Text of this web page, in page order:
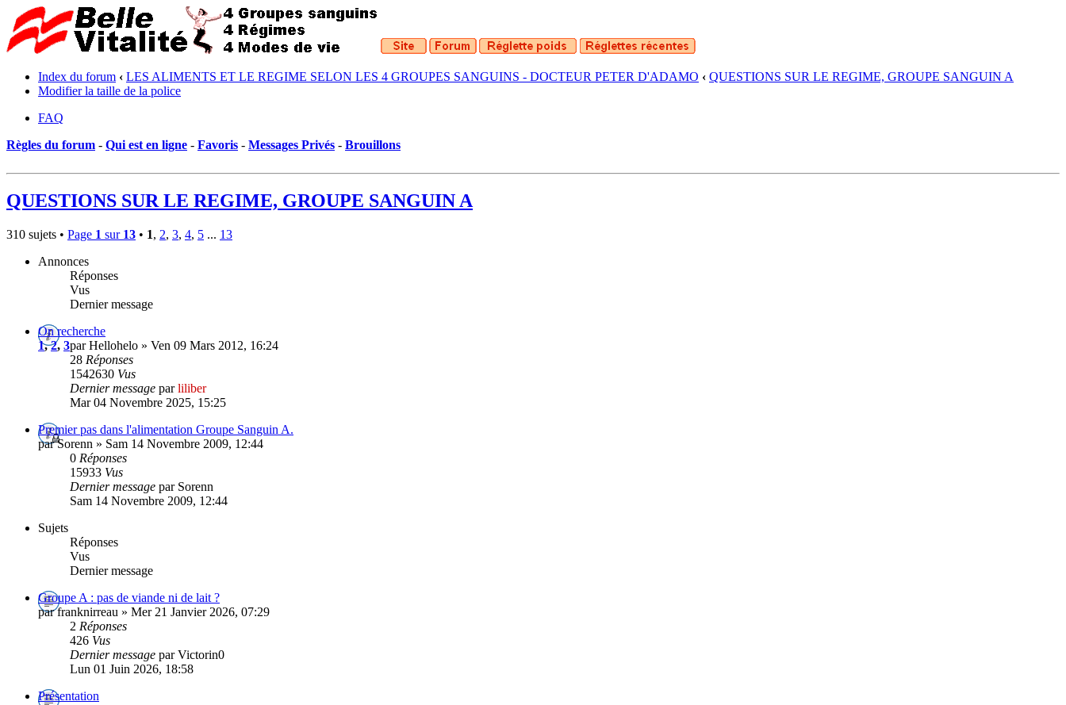
Index du forum ‹ LES ALIMENTS ET LE REGIME SELON LES 4 GROUPES SANGUINS - DOCTEUR PETER D'ADAMO ‹ QUESTIONS SUR LE REGIME, GROUPE SANGUIN A
Modifier la taille de la police
FAQ
Règles du forum - Qui est en ligne - Favoris - Messages Privés - Brouillons
QUESTIONS SUR LE REGIME, GROUPE SANGUIN A
310 sujets • Page 1 sur 13 • 1, 2, 3, 4, 5 ... 13
Annonces
Réponses
Vus
Dernier message
On recherche
1,2, 3par Hellohelo » Ven 09 Mars 2012, 16:24
28 Réponses
1542630 Vus
Dernier message parliliber
Mar 04 Novembre 2025, 15:25
Premier pas dans l'alimentation Groupe Sanguin A.
par Sorenn » Sam 14 Novembre 2009, 12:44
0 Réponses
15933 Vus
Dernier message par Sorenn
Sam 14 Novembre 2009, 12:44
Sujets
Réponses
Vus
Dernier message
Groupe A : pas de viande ni de lait ?
par franknirreau » Mer 21 Janvier 2026, 07:29
2 Réponses
426 Vus
Dernier message par Victorin0
Lun 01 Juin 2026, 18:58
Présentation